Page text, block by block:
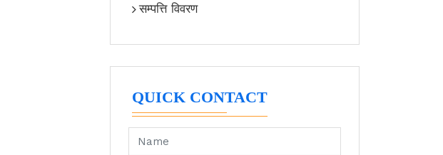
सम्पत्ति विवरण
QUICK CONTACT